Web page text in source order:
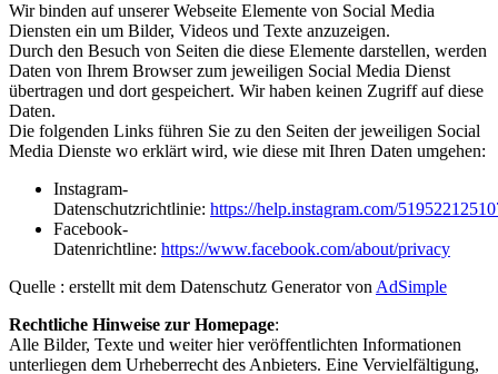
Wir binden auf unserer Webseite Elemente von Social Media
Diensten ein um Bilder, Videos und Texte anzuzeigen.
Durch den Besuch von Seiten die diese Elemente darstellen, werden
Daten von Ihrem Browser zum jeweiligen Social Media Dienst
übertragen und dort gespeichert. Wir haben keinen Zugriff auf diese
Daten.
Die folgenden Links führen Sie zu den Seiten der jeweiligen Social
Media Dienste wo erklärt wird, wie diese mit Ihren Daten umgehen:
Instagram-
Datenschutzrichtlinie: https://help.instagram.com/
Facebook-
Datenrichtline: https://www.facebook.com/about/privacy
Quelle : erstellt mit dem Datenschutz Generator von AdSimple
Rechtliche Hinweise zur Homepage:
Alle Bilder, Texte und weiter hier veröffentlichten Informationen
unterliegen dem Urheberrecht des Anbieters. Eine Vervielfältigung,